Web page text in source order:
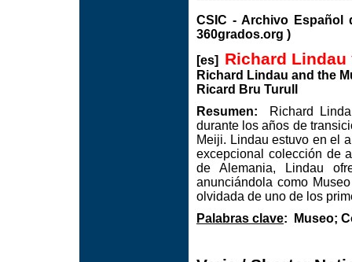
CSIC - Archivo
360grados.org )
[es] Richard Lindau
Richard Lindau and the
Ricard Bru Turull
Resumen: Richard
durante los años de
Meiji. Lindau estuvo en el
excepcional colección de
de Alemania, Lindau
anunciándola como
olvidada de uno de los
Palabras clave: Museo;